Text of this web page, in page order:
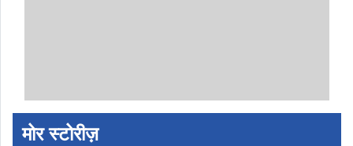
मोर स्टोरीज़